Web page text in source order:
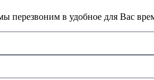
перезвоним в удобное для Вас